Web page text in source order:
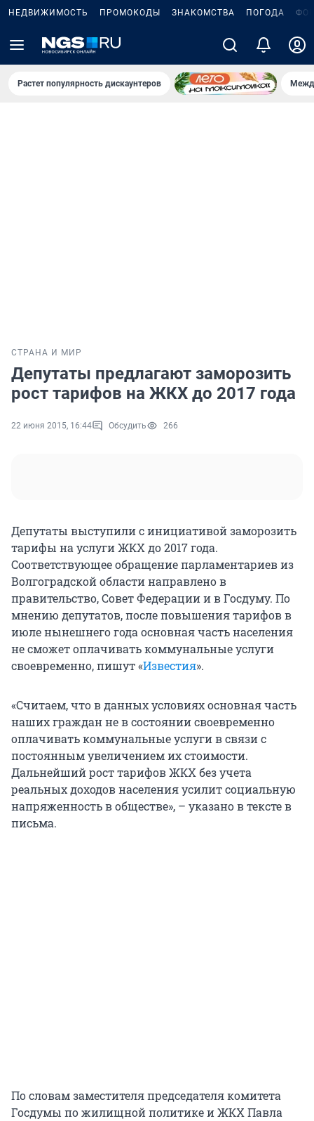
НЕДВИЖИМОСТЬ ПРОМОКОДЫ ЗНАКОМСТВА ПОГОДА
Растет популярность дискаунтеров
СТРАНА И МИР
Депутаты предлагают заморозить
рост тарифов на ЖКХ до 2017 года
22 июня 2015, 16:44 Обсудить 266
Депутаты выступили с инициативой заморозить
тарифы на услуги ЖКХ до 2017 года.
Соответствующее обращение парламентариев из
Волгоградской области направлено в
правительство, Совет Федерации и в Госдуму. По
мнению депутатов, после повышения тарифов в
июле нынешнего года основная часть населения
не сможет оплачивать коммунальные услуги
своевременно, пишут «Известия».
«Считаем, что в данных условиях основная часть
наших граждан не в состоянии своевременно
оплачивать коммунальные услуги в связи с
постоянным увеличением их стоимости.
Дальнейший рост тарифов ЖКХ без учета
реальных доходов населения усилит социальную
напряженность в обществе», – указано в тексте в
письма.
По словам заместителя председателя комитета
Госдумы по жилищной политике и ЖКХ Павла